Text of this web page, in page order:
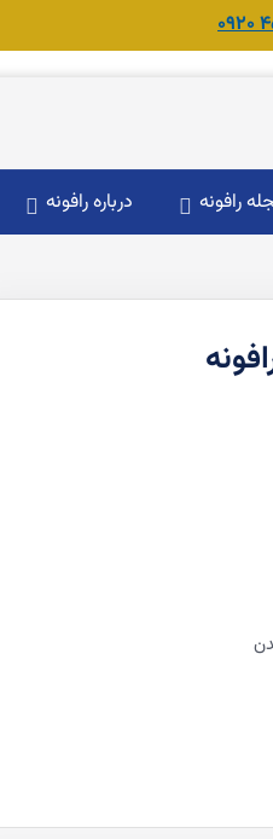
رافونه درباره رافونه